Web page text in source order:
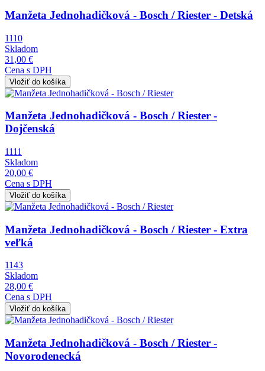
Manžeta Jednohadičková - Bosch / Riester - Detská
1110
Skladom
31,00 €
Cena s DPH
Obrázok
Manžeta Jednohadičková - Bosch / Riester -
Dojčenská
1111
Skladom
20,00 €
Cena s DPH
Obrázok
Manžeta Jednohadičková - Bosch / Riester - Extra
veľká
1143
Skladom
28,00 €
Cena s DPH
Obrázok
Manžeta Jednohadičková - Bosch / Riester -
Novorodenecká